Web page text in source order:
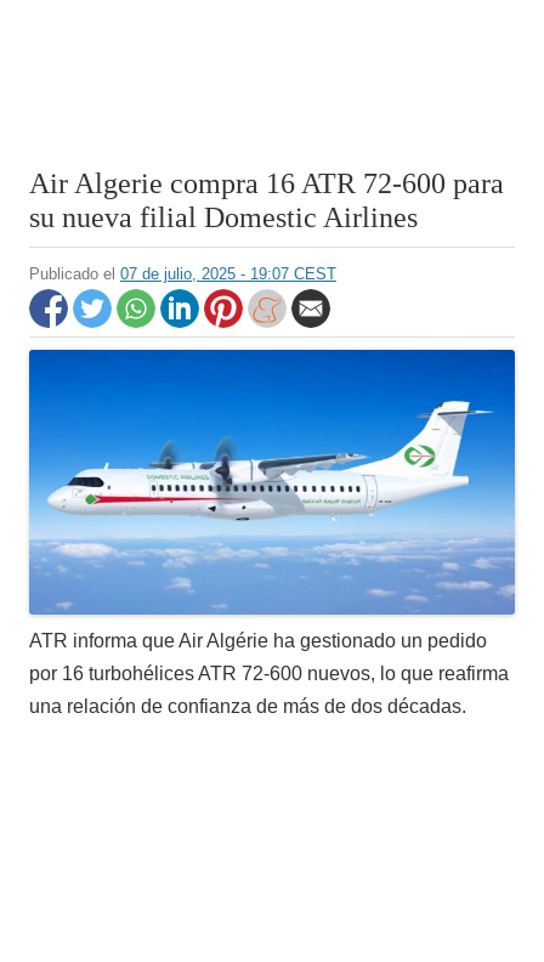
Air Algerie compra 16 ATR 72-600 para
su nueva filial Domestic Airlines
Publicado el 07 de julio, 2025 - 19:07 CEST
ATR informa que Air Algérie ha gestionado un pedido
por 16 turbohélices ATR 72-600 nuevos, lo que reafirma
una relación de confianza de más de dos décadas.